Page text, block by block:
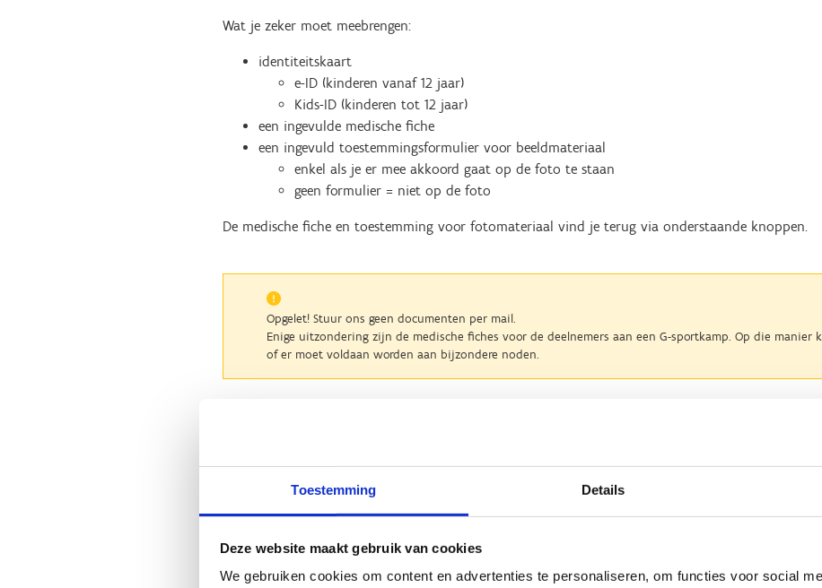
Toestemming Details
Deze website maakt gebruik van cookies
We gebruiken cookies om content en advertenties te personaliseren, om functies voor social
Wat je zeker moet meebrengen:
identiteitskaart
e-ID (kinderen vanaf 12 jaar)
Kids-ID (kinderen tot 12 jaar)
een ingevulde medische fiche
een ingevuld toestemmingsformulier voor beeldmateriaal
enkel als je er mee akkoord gaat op de foto te staan
geen formulier = niet op de foto
De medische fiche en toestemming voor fotomateriaal vind je terug via onderstaande knoppen.
Opgelet! Stuur ons geen documenten per mail.
Enige uitzondering zijn de medische fiches voor de deelnemers aan een G-sportkamp. Op die
of er moet voldaan worden aan bijzondere noden.
Toestemmingsformulier beeldmateriaal
Toestemmingsformulier